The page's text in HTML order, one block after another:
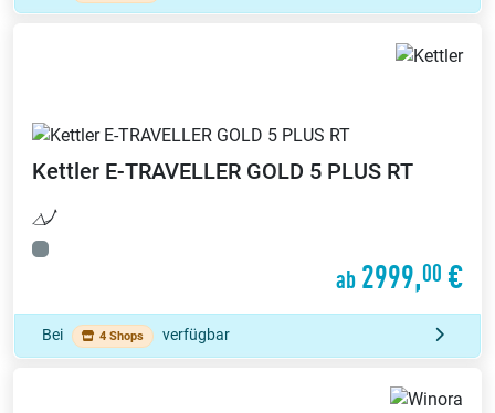
Kettler E-TRAVELLER GOLD 5 PLUS RT
ab 2999,00 €
Bei 4 Shops verfügbar